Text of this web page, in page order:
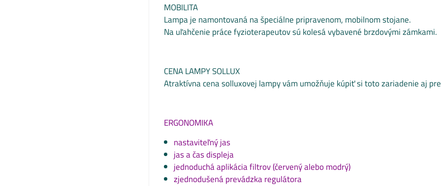
MOBILITA
Lampa je namontovaná na špeciálne pripravenom, mobilnom stojane.
Na uľahčenie práce fyzioterapeutov sú kolesá vybavené brzdovými zámkami.
CENA LAMPY SOLLUX
Atraktívna cena solluxovej lampy vám umožňuje kúpiť si toto zariadenie aj
ERGONOMIKA
nastaviteľný jas
jas a čas displeja
jednoduchá aplikácia filtrov (červený alebo modrý)
zjednodušená prevádzka regulátora